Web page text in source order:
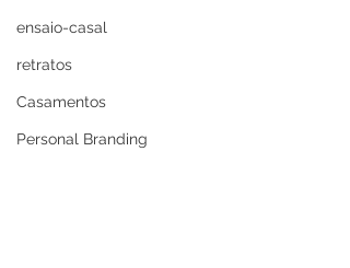
ensaio-casal
retratos
Casamentos
Personal Branding